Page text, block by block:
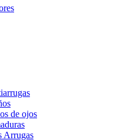
de ojos
Arrugas